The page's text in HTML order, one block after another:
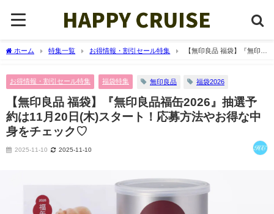
ホーム 特集一覧 お得情報・割引セール特集
【無印良品 福袋】『無印良
お得情報・割引セール特集 福袋特集 無印良品 福袋2026
【無印良品 福袋】『無印良品福缶2026』抽選予
約は11月20日(木)スタート！応募方法やお得な中
身をチェック♡
2025-11-10 2025-11-10